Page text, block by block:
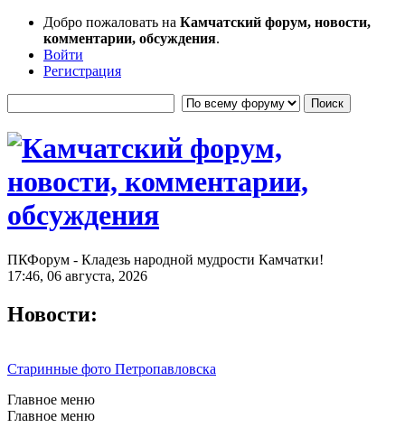
Добро пожаловать на Камчатский форум, новости,
комментарии, обсуждения.
Войти
Регистрация
ПКФорум - Кладезь народной мудрости Камчатки!
17:46, 06 августа, 2026
Новости:
Старинные фото Петропавловска
Главное меню
Главное меню